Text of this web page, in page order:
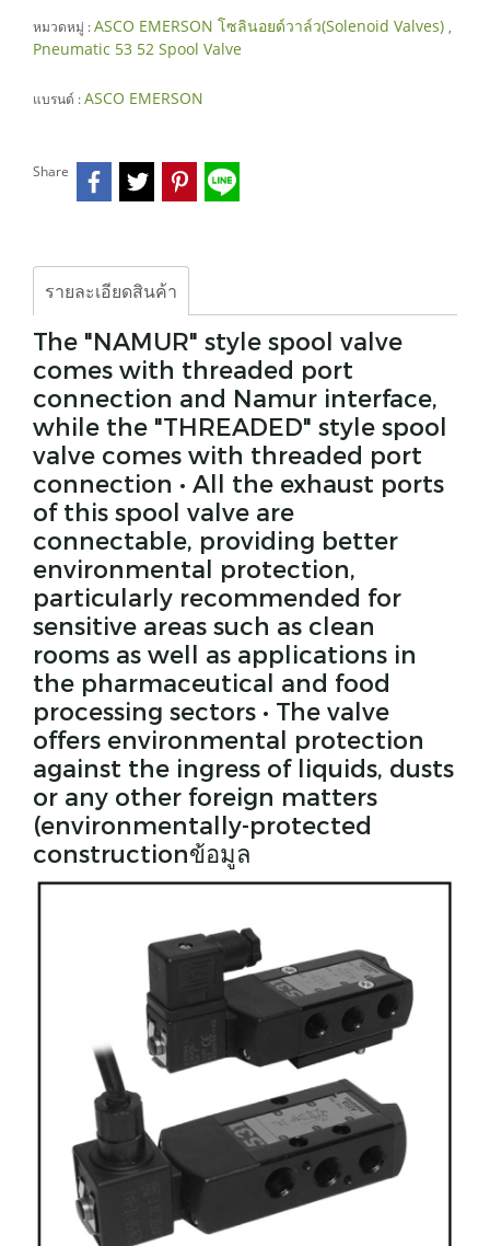
หมวดหมู่ :ASCO EMERSON โซลินอยด์วาล์ว(Solenoid Valves) ,
Pneumatic 53 52 Spool Valve
แบรนด์ :ASCO EMERSON
Share
รายละเอียดสินค้า
The "NAMUR" style spool valve
comes with threaded port
connection and Namur interface,
while the "THREADED" style spool
valve comes with threaded port
connection • All the exhaust ports
of this spool valve are
connectable, providing better
environmental protection,
particularly recommended for
sensitive areas such as clean
rooms as well as applications in
the pharmaceutical and food
processing sectors • The valve
offers environmental protection
against the ingress of liquids, dusts
or any other foreign matters
(environmentally-protected
constructionข้อมูล